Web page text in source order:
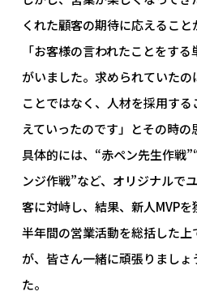
くれた顧客の期待に応えること
「お客様の言われたことをす
がいました。求められていた
ことではなく、人材を採用す
えていったのです」とその時の
具体的には、“赤ペン先生作戦
ンジ作戦”など、オリジナルで
客に対峙し、結果、新人MVPを
半年間の営業活動を総括した
が、皆さん一緒に頑張りまし
た。